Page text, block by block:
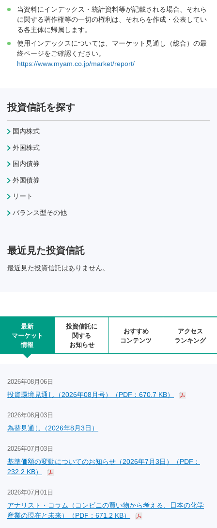
当資料にインデックス・統計資料等が記載される場合、それら
に関する著作権等の一切の権利は、それらを作成・公表してい
る各主体に帰属します。
使用インデックスについては、マーケット見通し（総合）の最
終ページをご確認ください。
https://www.myam.co.jp/market/report/
投資信託を探す
国内株式
外国株式
国内債券
外国債券
リート
バランス型その他
最近見た投資信託
最近見た投資信託はありません。
最新
マーケット
情報
投資信託に
関する
お知らせ
おすすめ
コンテンツ
アクセス
ランキング
2026年08月06日
投資環境見通し（2026年08月号）（PDF：670.7 KB）
2026年08月03日
為替見通し（2026年8月3日）
2026年07月03日
基準価額の変動についてのお知らせ（2026年7月3日）（PDF：
232.2 KB）
2026年07月01日
アナリスト・コラム（コンビニの買い物から考える、日本の化学
産業の現在と未来）（PDF：671.2 KB）